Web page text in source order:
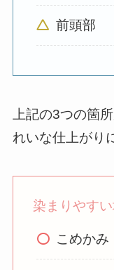
前頭部
上記の3つの箇
れいな仕上がり
染まりやす
こめかみ